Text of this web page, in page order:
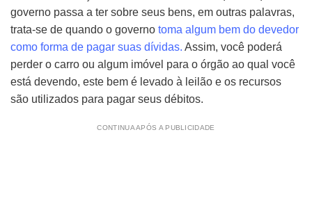
governo passa a ter sobre seus bens, em outras palavras,
trata-se de quando o governo toma algum bem do devedor
como forma de pagar suas dívidas. Assim, você poderá
perder o carro ou algum imóvel para o órgão ao qual você
está devendo, este bem é levado à leilão e os recursos
são utilizados para pagar seus débitos.
CONTINUA APÓS A PUBLICIDADE